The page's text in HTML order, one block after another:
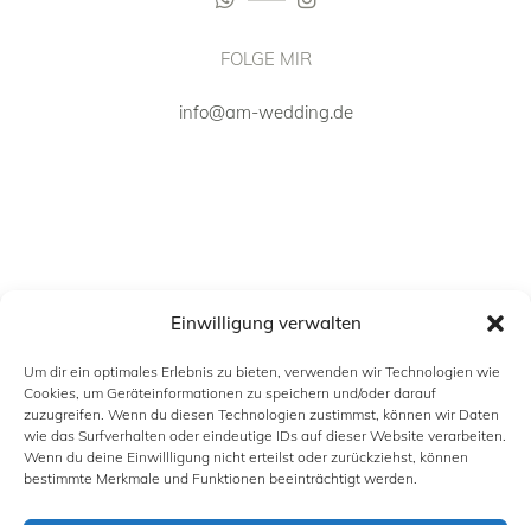
Einwilligung verwalten
Um dir ein optimales Erlebnis zu bieten, verwenden wir Technologien wie
Cookies, um Geräteinformationen zu speichern und/oder darauf
zuzugreifen. Wenn du diesen Technologien zustimmst, können wir Daten
wie das Surfverhalten oder eindeutige IDs auf dieser Website verarbeiten.
Wenn du deine Einwillligung nicht erteilst oder zurückziehst, können
bestimmte Merkmale und Funktionen beeinträchtigt werden.
FOLGE MIR
info@am-wedding.de
INFORMATION